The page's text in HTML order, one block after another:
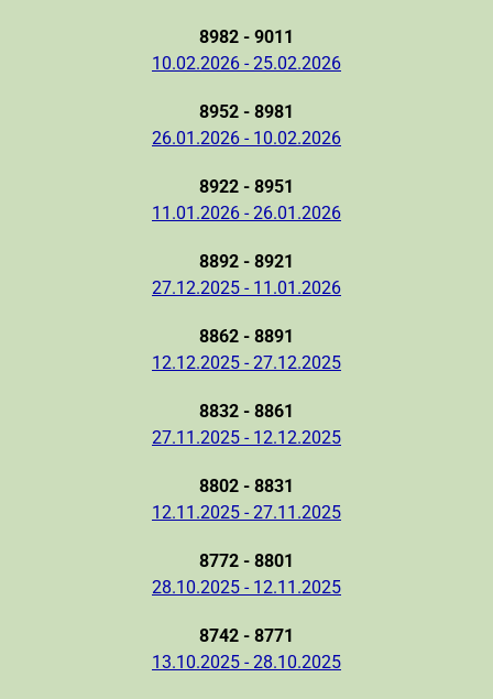
8982 - 9011
10.02.2026 - 25.02.2026
8952 - 8981
26.01.2026 - 10.02.2026
8922 - 8951
11.01.2026 - 26.01.2026
8892 - 8921
27.12.2025 - 11.01.2026
8862 - 8891
12.12.2025 - 27.12.2025
8832 - 8861
27.11.2025 - 12.12.2025
8802 - 8831
12.11.2025 - 27.11.2025
8772 - 8801
28.10.2025 - 12.11.2025
8742 - 8771
13.10.2025 - 28.10.2025